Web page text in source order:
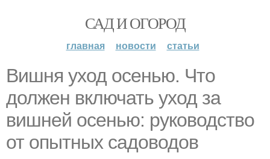
САД И ОГОРОД
главная новости статьи
Вишня уход осенью. Что
должен включать уход за
вишней осенью: руководство
от опытных садоводов